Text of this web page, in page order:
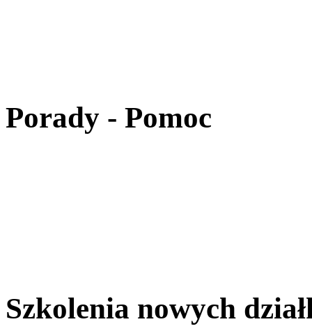
Porady - Pomoc
Szkolenia nowych